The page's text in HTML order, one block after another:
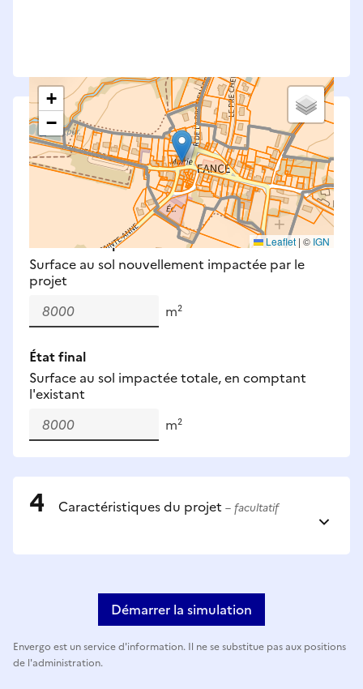
+
−
Leaflet | © IGN
Saisissez les surfaces aménagées par le projet
Surfaces à prendre en compte : bâti, voirie,
espaces verts, remblais et bassins — impacts
définitifs et temporaires (travaux).
Nouveaux impacts
Surface au sol nouvellement impactée par le
projet
m²
État final
Surface au sol impactée totale, en comptant
l'existant
m²
Caractéristiques du projet – facultatif
Démarrer la simulation
Envergo est un service d'information. Il ne se substitue pas aux positions
de l'administration.